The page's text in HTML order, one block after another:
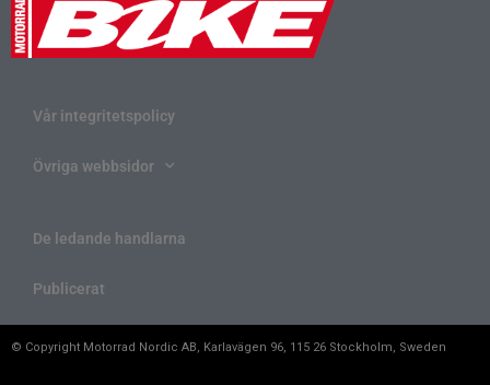
Vår integritetspolicy
Övriga webbsidor
De ledande handlarna
Publicerat
© Copyright Motorrad Nordic AB, Karlavägen 96, 115 26 Stockholm, Sweden